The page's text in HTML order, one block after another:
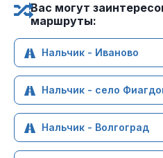
Вас могут
маршруты:
Нальчик - Иваново
Нальчик - село
Нальчик - Волгоград